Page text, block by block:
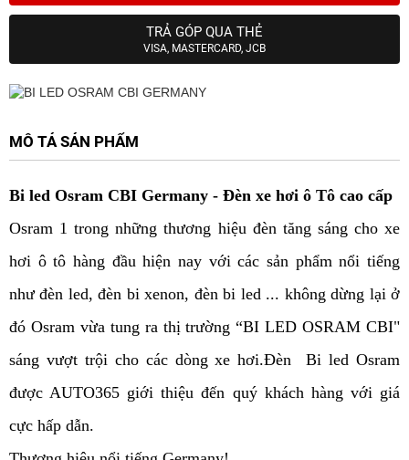
TRẢ GÓP QUA THẺ
VISA, MASTERCARD, JCB
MÔ TẢ SẢN PHẨM
Bi led Osram CBI Germany - Đèn xe hơi ô Tô cao cấp
Osram 1 trong những thương hiệu đèn tăng sáng cho xe
hơi ô tô hàng đầu hiện nay với các sản phẩm nổi tiếng
như đèn led, đèn bi xenon, đèn bi led ... không dừng lại ở
đó Osram vừa tung ra thị trường “BI LED OSRAM CBI"
sáng vượt trội cho các dòng xe hơi.Đèn Bi led Osram
được AUTO365 giới thiệu đến quý khách hàng với giá
cực hấp dẫn.